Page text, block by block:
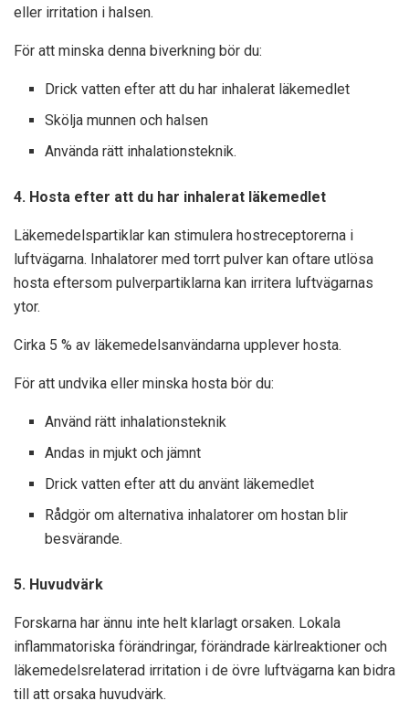
eller irritation i halsen.
För att minska denna biverkning bör du:
Drick vatten efter att du har inhalerat läkemedlet
Skölja munnen och halsen
Använda rätt inhalationsteknik.
4. Hosta efter att du har inhalerat läkemedlet
Läkemedelspartiklar kan stimulera hostreceptorerna i
luftvägarna. Inhalatorer med torrt pulver kan oftare utlösa
hosta eftersom pulverpartiklarna kan irritera luftvägarnas
ytor.
Cirka 5 % av läkemedelsanvändarna upplever hosta.
För att undvika eller minska hosta bör du:
Använd rätt inhalationsteknik
Andas in mjukt och jämnt
Drick vatten efter att du använt läkemedlet
Rådgör om alternativa inhalatorer om hostan blir
besvärande.
5. Huvudvärk
Forskarna har ännu inte helt klarlagt orsaken. Lokala
inflammatoriska förändringar, förändrade kärlreaktioner och
läkemedelsrelaterad irritation i de övre luftvägarna kan bidra
till att orsaka huvudvärk.